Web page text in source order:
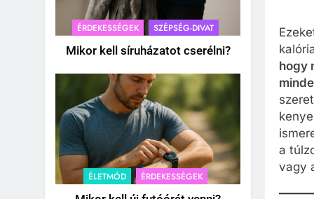
ÉRDEKESSÉGEK SZÉPSÉG-DIVAT
Mikor kell síruházatot cserélni?
ÉLETMÓD ÉRDEKESSÉGEK
hogy
a
vagy